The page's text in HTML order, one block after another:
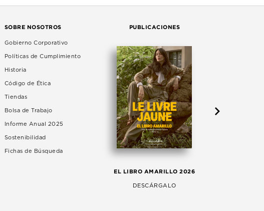
SOBRE NOSOTROS
Gobierno Corporativo
Políticas de Cumplimiento
Historia
Código de Ética
Tiendas
Bolsa de Trabajo
Informe Anual 2025
Sostenibilidad
Fichas de Búsqueda
PUBLICACIONES
EL LIBRO AMARILLO 2026
DESCÁRGALO